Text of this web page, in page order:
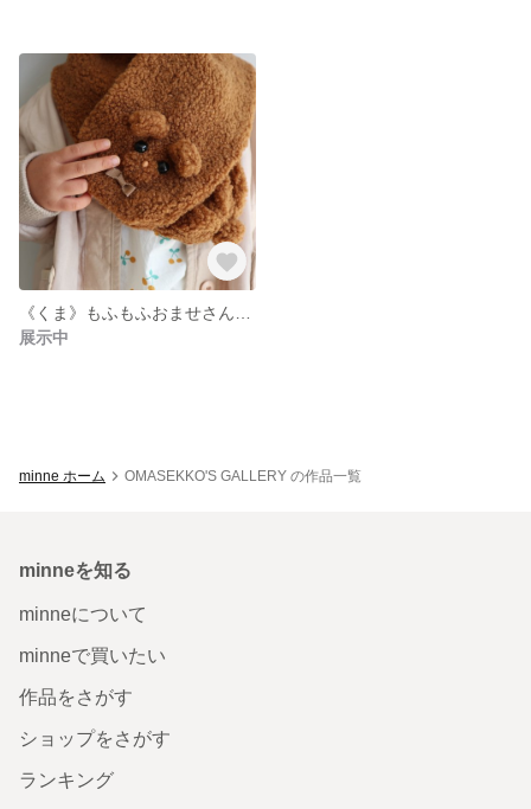
展示中
minne ホーム OMASEKKO'S GALLERY の作品一覧
minneを知る
minneについて
minneで買いたい
作品をさがす
ショップをさがす
ランキング